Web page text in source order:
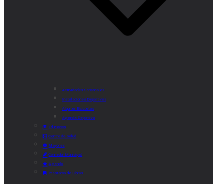
Actividades Semanales
Instalaciones Deportivas
Alquiler Bicicletas
Agenda Deportiva
Educación
Centro de Salud
Mayores
Comedor Municipal
Agenda
Préstamo de Libros